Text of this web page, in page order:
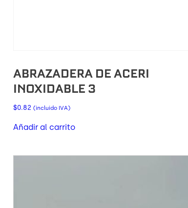
ABRAZADERA DE ACERI
INOXIDABLE 3
$0.82 (incluido IVA)
Añadir al carrito